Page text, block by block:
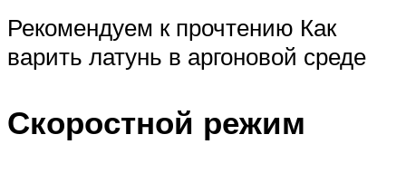
Рекомендуем к прочтению Как
варить латунь в аргоновой среде
Скоростной режим